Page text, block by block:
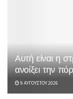
Αυτή είναι η
ανοίξει την
9 ΑΥΓΟΎΣΤΟΥ 2026